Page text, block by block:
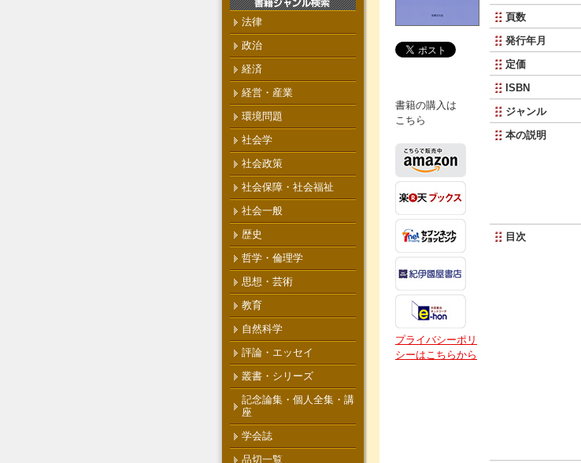
書籍の購入は
こちら
プライバシーポリ
シーはこちらから
頁数
発行年月
定価
ISBN
ジャンル
本の説明
目次
法律
政治
経済
経営・産業
環境問題
社会学
社会政策
社会保障・社会福祉
社会一般
歴史
哲学・倫理学
思想・芸術
教育
自然科学
評論・エッセイ
叢書・シリーズ
記念論集・個人全集・講
座
学会誌
品切一覧